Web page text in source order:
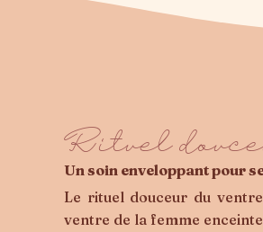
Rituel
Un soin enveloppant pour
Le rituel douceur du
ventre de la femme